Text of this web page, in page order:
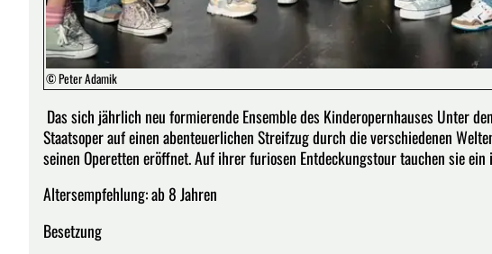
© Peter Adamik
Das sich jährlich neu formierende Ensemble des Kinderopernhauses Unter
Staatsoper auf einen abenteuerlichen Streifzug durch die verschiedenen
seinen Operetten eröffnet. Auf ihrer furiosen Entdeckungstour tauchen sie
Altersempfehlung: ab 8 Jahren
Besetzung